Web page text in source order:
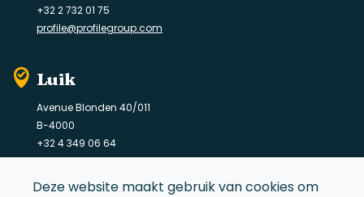
+32 2 732 01 75
profile@profilegroup.com
Luik
Avenue Blonden 40/011
B-4000
+32 4 349 06 64
liege@profilegroup.com
Deze website maakt gebruik van cookies om